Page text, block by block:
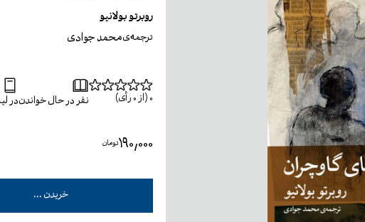
روبرتو بولانیو
ترجمه‌یمحمد جوادی
0 (از 0 رأی) نفر در حال خواندندر
۱۹۰٬۰۰۰تومان
خریدن ...